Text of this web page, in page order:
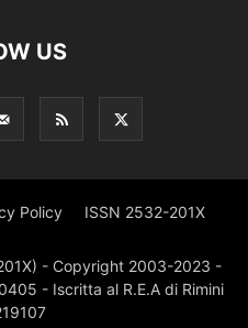
US
Policy ISSN 2532-201X
- Copyright 2003-2023 -
- Iscritta al R.E.A di Rimini